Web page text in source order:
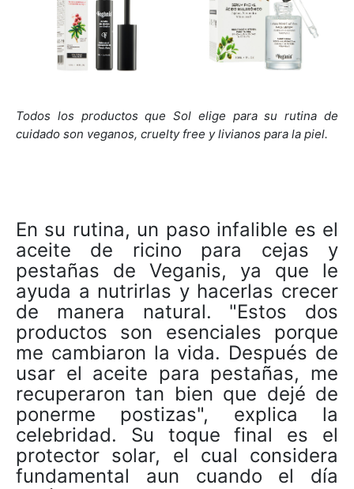
Todos los productos que Sol elige para su rutina de
cuidado son veganos, cruelty free y livianos para la piel.
En su rutina, un paso infalible es el
aceite de ricino para cejas y
pestañas de Veganis, ya que le
ayuda a nutrirlas y hacerlas crecer
de manera natural. "Estos dos
productos son esenciales porque
me cambiaron la vida. Después de
usar el aceite para pestañas, me
recuperaron tan bien que dejé de
ponerme postizas", explica la
celebridad. Su toque final es el
protector solar, el cual considera
fundamental aun cuando el día